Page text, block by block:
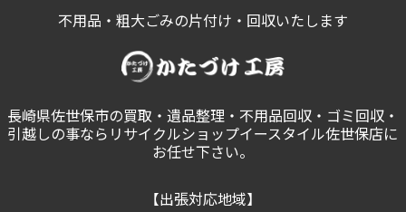
不用品・粗大ごみの片付け・回収いたします
長崎県佐世保市の買取・遺品整理・不用品回収・ゴミ回収・
引越しの事ならリサイクルショップイースタイル佐世保店に
お任せ下さい。
【出張対応地域】